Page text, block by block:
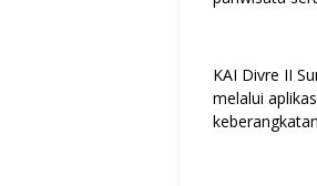
KAI Divre II
melalui